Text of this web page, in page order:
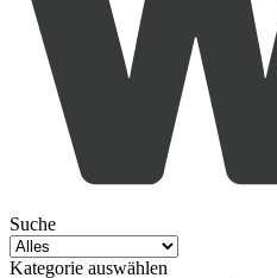
Suche
Kategorie auswählen